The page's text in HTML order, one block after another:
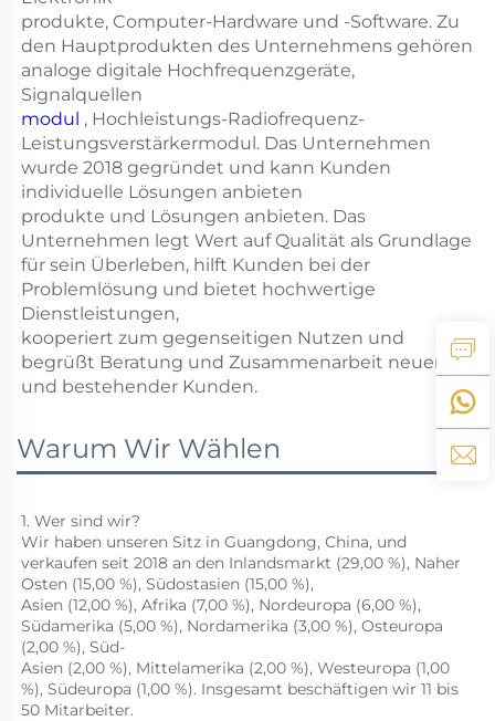
produkte, Computer-Hardware und -Software. Zu
den Hauptprodukten des Unternehmens gehören
analoge digitale Hochfrequenzgeräte,
Signalquellen
modul , Hochleistungs-Radiofrequenz-
Leistungsverstärkermodul. Das Unternehmen
wurde 2018 gegründet und kann Kunden
individuelle Lösungen anbieten
produkte und Lösungen anbieten. Das
Unternehmen legt Wert auf Qualität als Grundlage
für sein Überleben, hilft Kunden bei der
Problemlösung und bietet hochwertige
Dienstleistungen,
kooperiert zum gegenseitigen Nutzen und
begrüßt Beratung und Zusammenarbeit neuer
und bestehender Kunden.
Warum Wir Wählen
1. Wer sind wir?
Wir haben unseren Sitz in Guangdong, China, und
verkaufen seit 2018 an den Inlandsmarkt (29,00 %), Naher
Osten (15,00 %), Südostasien (15,00 %),
Asien (12,00 %), Afrika (7,00 %), Nordeuropa (6,00 %),
Südamerika (5,00 %), Nordamerika (3,00 %), Osteuropa
(2,00 %), Süd-
Asien (2,00 %), Mittelamerika (2,00 %), Westeuropa (1,00
%), Südeuropa (1,00 %). Insgesamt beschäftigen wir 11 bis
50 Mitarbeiter.